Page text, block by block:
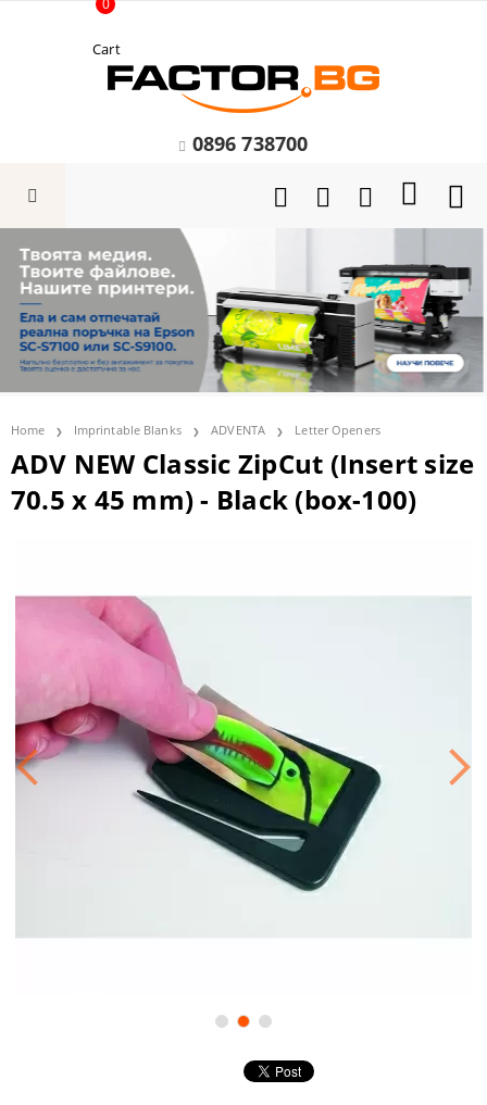
Cart
0
0896 738700
Home Imprintable Blanks ADVENTA Letter Openers
ADV NEW Classic ZipCut (Insert size
70.5 x 45 mm) - Black (box-100)